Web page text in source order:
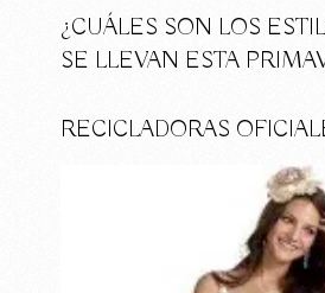
¿CUÁLES SON LOS
SE LLEVAN ESTA
RECICLADORAS